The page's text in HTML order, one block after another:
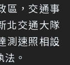
區，交通事
北交通大隊
測速照相設
。